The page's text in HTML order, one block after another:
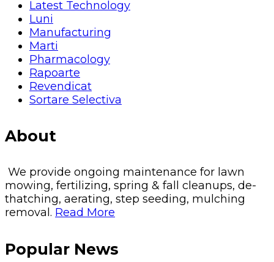
Latest Technology
Luni
Manufacturing
Marti
Pharmacology
Rapoarte
Revendicat
Sortare Selectiva
About
We provide ongoing maintenance for lawn
mowing, fertilizing, spring & fall cleanups, de-
thatching, aerating, step seeding, mulching
removal. Read More
Popular News